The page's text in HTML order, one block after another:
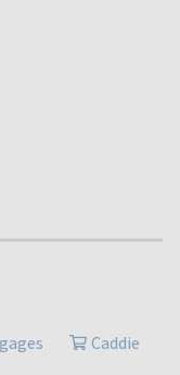
Caddie